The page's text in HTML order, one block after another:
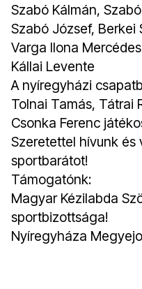
Szabó Kálmán,
Szabó József, Berkei
Varga Ilona
Kállai Levente
A nyíregyházi
Tolnai Tamás, Tátrai
Csonka Ferenc
Szeretettel hívunk és
sportbarátot!
Támogatónk:
Magyar Kézilabda
sportbizottsága!
Nyíregyháza